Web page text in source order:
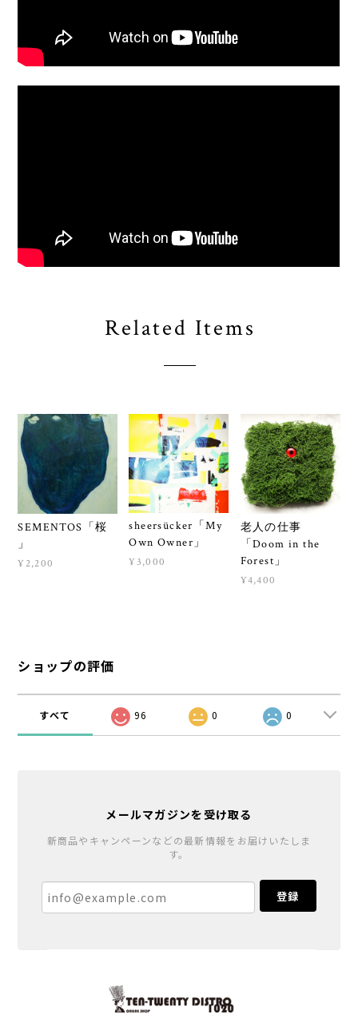
Related Items
SEMENTOS「桜
」
¥2,200
sheersücker「My
Own Owner」
¥3,000
老人の仕事
「Doom in the
Forest」
¥4,400
ショップの評価
すべて 96 0 0
メールマガジンを受け取る
新商品やキャンペーンなどの最新情報をお届けいたしま
す。
登録